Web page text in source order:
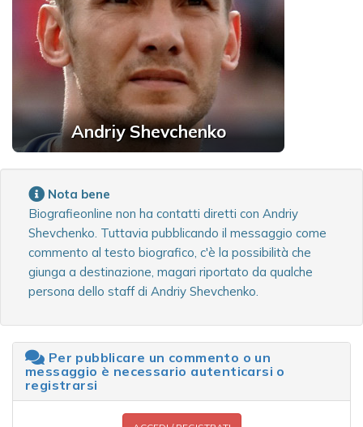
Andriy Shevchenko
Nota bene
Biografieonline non ha contatti diretti con Andriy
Shevchenko. Tuttavia pubblicando il messaggio come
commento al testo biografico, c'è la possibilità che
giunga a destinazione, magari riportato da qualche
persona dello staff di Andriy Shevchenko.
Per pubblicare un commento o un
messaggio è necessario autenticarsi o
registrarsi